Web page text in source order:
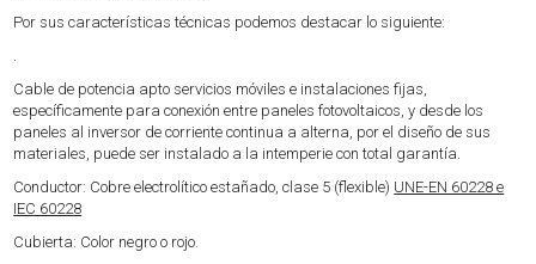
Por sus características técnicas podemos destacar lo siguiente:
.
Cable de potencia apto servicios móviles e instalaciones fijas,
específicamente para conexión entre paneles fotovoltaicos, y desde los
paneles al inversor de corriente continua a alterna, por el diseño de sus
materiales, puede ser instalado a la intemperie con total garantía.
Conductor: Cobre electrolítico estañado, clase 5 (flexible) UNE-EN 60228 e
IEC 60228
Cubierta: Color negro o rojo.